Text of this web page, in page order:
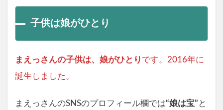
子供は娘がひとり
まえっさんの子供は、娘がひとり です。2016年に
誕生しました。
まえっさんのSNSのプロフィール欄では“娘は宝” と